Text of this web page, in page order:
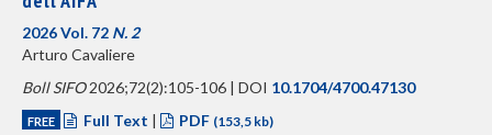
2026 Vol. 72 N. 2
Arturo Cavaliere
Boll SIFO2026;72(2):105-106 | DOI 10.1704/4700.47130
FREE Full Text | PDF (153,5 kb)